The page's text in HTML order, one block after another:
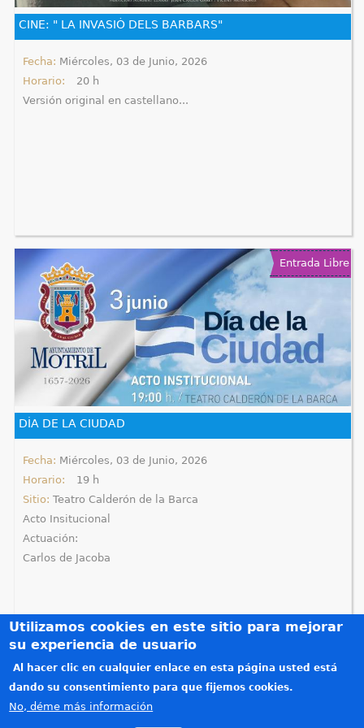
e
t
e
u
í
CINE: " LA INVASIÓ DELS BARBARS"
Fecha: Miércoles, 03 de Junio, 2026
Horario:
20 h
Versión original en castellano...
Entrada Libre
DÍA DE LA CIUDAD
Fecha: Miércoles, 03 de Junio, 2026
Horario:
19 h
Sitio: Teatro Calderón de la Barca
Acto Insitucional
Actuación:
Carlos de Jacoba
Créditos
Teléfonos de interés
Política de privacidad
Utilizamos cookies en este sitio para mejorar
su experiencia de usuario
Al hacer clic en cualquier enlace en esta página usted está
dando su consentimiento para que fijemos cookies.
No, déme más información